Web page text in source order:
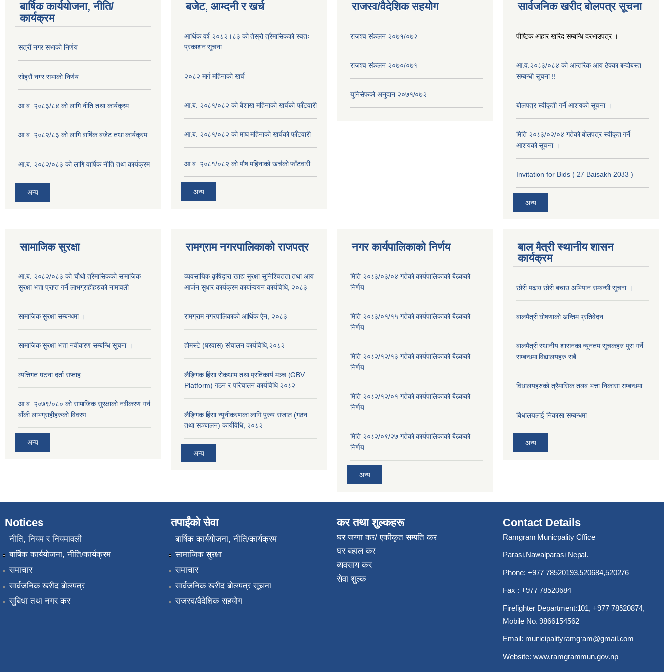
बार्षिक कार्ययोजना, नीति/
कार्यक्रम
सत्रौं नगर सभाको निर्णय
सोह्रौं नगर सभाको निर्णय
आ.ब. २०८३/८४ को लागि नीति तथा कार्यक्रम
आ.ब. २०८२/८३ को लागि बार्षिक बजेट तथा कार्यक्रम
आ.ब. २०८२/०८३ को लागि वार्षिक नीति तथा कार्यक्रम
अन्य
बजेट, आम्दनी र खर्च
आर्थिक वर्ष २०८२।८३ को तेस्रो त्रैमासिकको स्वतः
प्रकाशन सूचना
२०८२ मार्ग महिनाको खर्च
आ.ब. २०८१/०८२ को बैशाख महिनाको खर्चको फाँटवारी
आ.ब. २०८१/०८२ को माघ महिनाको खर्चको फाँटवारी
आ.ब. २०८१/०८२ को पौष महिनाको खर्चको फाँटवारी
अन्य
राजस्व/वैदेशिक सहयोग
राजश्व संकलन २०७१/०७२
राजश्व संकलन २०७०/०७१
युनिसेफको अनुदान २०७१/०७२
सार्वजनिक खरीद बोलपत्र सूचना
पौष्टिक आहार खरिद सम्बन्धि दरभाउपत्र ।
आ.व.२०८३/०८४ को आन्तरिक आय ठेक्का बन्दोबस्त
सम्बन्धी सूचना !!
बोलपत्र स्वीकृती गर्ने आशयको सूचना ।
मिति २०८३/०२/०४ गतेको बोलपत्र स्वीकृत गर्ने
आशयको सूचना ।
Invitation for Bids ( 27 Baisakh 2083 )
अन्य
सामाजिक सुरक्षा
आ.ब. २०८२/०८३ को चौथो त्रैमासिकको सामाजिक
सुरक्षा भत्ता प्राप्त गर्ने लाभग्राहीहरुको नामावली
सामाजिक सुरक्षा सम्बन्धमा ।
सामाजिक सुरक्षा भत्ता नवीकरण सम्बन्धि सूचना ।
व्यत्तिगत घटना दर्ता सप्ताह
आ.ब. २०७९/०८० को सामाजिक सुरक्षाको नवीकरण गर्न
बाँकी लाभग्राहीहरुको विवरण
अन्य
रामग्राम नगरपालिकाको राजपत्र
व्यवसायिक कृषिद्वारा खाद्य सुरक्षा सुनिश्चितता तथा आय
आर्जन सुधार कार्यक्रम कार्यान्वयन कार्यविधि, २०८३
रामग्राम नगरपालिकाको आर्थिक ऐन, २०८३
होमस्टे (घरवास) संचालन कार्यविधि,२०८२
लैङ्गिक हिंसा रोकथाम तथा प्रतिकार्य मञ्च (GBV
Platform) गठन र परिचालन कार्यविधि २०८२
लैङ्गिक हिंसा न्यूनीकरणका लागि पुरुष संजाल (गठन
तथा सञ्चालन) कार्यविधि, २०८२
अन्य
नगर कार्यपालिकाको निर्णय
मिति २०८३/०३/०४ गतेकाे कार्यपालिकाको बैठकको
निर्णय
मिति २०८३/०१/१५ गतेकाे कार्यपालिकाको बैठकको
निर्णय
मिति २०८२/१२/१३ गतेकाे कार्यपालिकाको बैठकको
निर्णय
मिति २०८२/१२/०१ गतेकाे कार्यपालिकाको बैठकको
निर्णय
मिति २०८२/०९/२७ गतेकाे कार्यपालिकाको बैठकको
निर्णय
अन्य
बाल मैत्री स्थानीय शासन
कार्यक्रम
छोरी पढाउ छोरी बचाउ अभियान सम्बन्धी सूचना ।
बालमैत्री घोषणाको अन्तिम प्रतिवेदन
बालमैत्री स्थानीय शासनका न्यूनतम सूचकहरु पुरा गर्ने
सम्बन्धमा विद्यालयहरु सबै
विधालयहरुकाे त्रैमासिक तलब भत्ता निकासा सम्बन्धमा
बिधालयलाई निकासा सम्बन्धमा
अन्य
Notices
नीति, नियम र नियमावली
बार्षिक कार्ययोजना, नीति/कार्यक्रम
समाचार
सार्वजनिक खरीद बोलपत्र
सुबिधा तथा नगर कर
तपाईंको सेवा
बार्षिक कार्ययोजना, नीति/कार्यक्रम
सामाजिक सुरक्षा
समाचार
सार्वजनिक खरीद बोलपत्र सूचना
राजस्व/वैदेशिक सहयोग
कर तथा शुल्कहरू
घर जग्गा कर/ एकीकृत सम्पति कर
घर बहाल कर
व्यवसाय कर
सेवा शुल्क
Contact Details
Ramgram Municpality Office
Parasi,Nawalparasi Nepal.
Phone: +977 78520193,520684,520276
Fax : +977 78520684
Firefighter Department:101, +977 78520874,
Mobile No. 9866154562
Email: municipalityramgram@gmail.com
Website: www.ramgrammun.gov.np